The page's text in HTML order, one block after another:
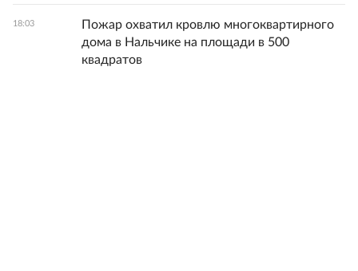
18:03
Пожар охватил кровлю многоквартирного
дома в Нальчике на площади в 500
квадратов